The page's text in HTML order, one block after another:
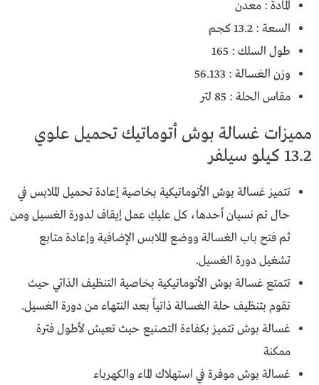
المادة : معدن
السعة : 13.2 كجم
طول السلك : 165
وزن الغسالة : 56.133
مقاس الحلة : 85 لتر
مميزات غسالة بوش أتوماتيك تحميل علوي
13.2 كيلو سيلفر
تتميز غسالة بوش الأتوماتيكية بخاصية إعادة تحميل الملابس في
حال تم نسيان أحدها، كل عليكِ عمل إيقاف لدورة الغسيل ومن
ثم فتح باب الغسالة ووضع الملابس الإضافية وإعادة متابع
تشغيل دورة الغسيل.
تتمتع غسالة بوش الأتوماتيكية بخاصية التنظيف الذاتي حيث
تقوم بتنظيف حلة الغسالة ذاتياً بعد النتهاء من دورة الغسيل.
غسالة بوش تتميز بكفاءة التصنيع حيث تعيش لأطول فترة
ممكنة
غسالة بوش موفرة في استهلاك الماء والكهرباء